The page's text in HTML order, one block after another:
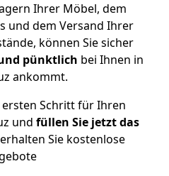
Ihrer Möbel, dem
und dem Versand Ihrer
können Sie sicher
pünktlich bei Ihnen in
ankommt.
ersten Schritt für Ihren
und füllen Sie jetzt das
Sie kostenlose